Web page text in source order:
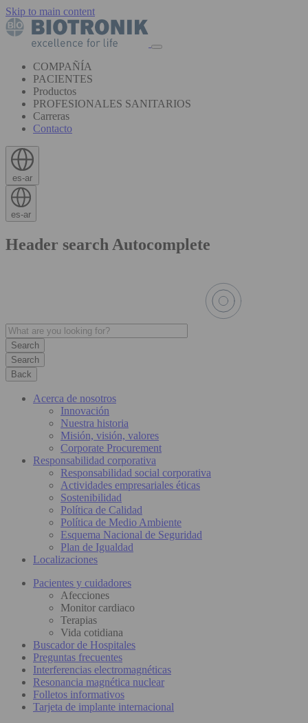
Skip to main content
COMPAÑÍA
PACIENTES
Productos
PROFESIONALES SANITARIOS
Carreras
Contacto
es-ar
es-ar
Header search Autocomplete
Search
Back
Acerca de nosotros
Innovación
Nuestra historia
Misión, visión, valores
Corporate Procurement
Responsabilidad corporativa
Responsabilidad social corporativa
Actividades empresariales éticas
Sostenibilidad
Política de Calidad
Política de Medio Ambiente
Esquema Nacional de Seguridad
Plan de Igualdad
Localizaciones
Pacientes y cuidadores
Afecciones
Monitor cardiaco
Terapias
Vida cotidiana
Buscador de Hospitales
Preguntas frecuentes
Interferencias electromagnéticas
Resonancia magnética nuclear
Folletos informativos
Tarjeta de implante internacional